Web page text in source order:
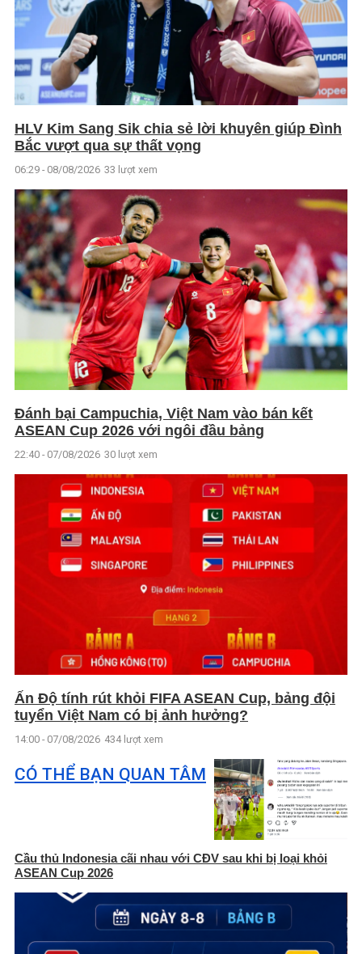
HLV Kim Sang Sik chia sẻ lời khuyên giúp Đình
Bắc vượt qua sự thất vọng
06:29 - 08/08/2026 33 lượt xem
Đánh bại Campuchia, Việt Nam vào bán kết
ASEAN Cup 2026 với ngôi đầu bảng
22:40 - 07/08/2026 30 lượt xem
Ấn Độ tính rút khỏi FIFA ASEAN Cup, bảng đội
tuyển Việt Nam có bị ảnh hưởng?
14:00 - 07/08/2026 434 lượt xem
CÓ THỂ BẠN QUAN TÂM
Cầu thủ Indonesia cãi nhau với CĐV sau khi bị loại khỏi
ASEAN Cup 2026